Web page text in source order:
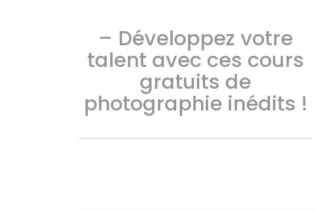
– Développez votre
talent avec ces cours
gratuits de
photographie inédits !